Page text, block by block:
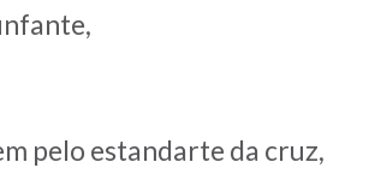
pelo estandarte da cruz,